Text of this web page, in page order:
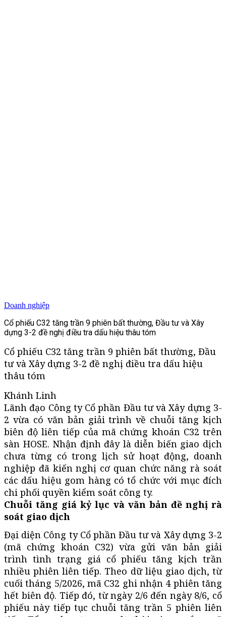
Doanh nghiệp
Cổ phiếu C32 tăng trần 9 phiên bất thường, Đầu tư và Xây
dựng 3-2 đề nghị điều tra dấu hiệu thâu tóm
Cổ phiếu C32 tăng trần 9 phiên bất thường, Đầu
tư và Xây dựng 3-2 đề nghị điều tra dấu hiệu
thâu tóm
Khánh Linh
Lãnh đạo Công ty Cổ phần Đầu tư và Xây dựng 3-
2 vừa có văn bản giải trình về chuỗi tăng kịch
biên độ liên tiếp của mã chứng khoán C32 trên
sàn HOSE. Nhận định đây là diễn biến giao dịch
chưa từng có trong lịch sử hoạt động, doanh
nghiệp đã kiến nghị cơ quan chức năng rà soát
các dấu hiệu gom hàng có tổ chức với mục đích
chi phối quyền kiểm soát công ty.
Chuỗi tăng giá kỷ lục và văn bản đề nghị rà
soát giao dịch
Đại diện Công ty Cổ phần Đầu tư và Xây dựng 3-2
(mã chứng khoán C32) vừa gửi văn bản giải
trình tình trạng giá cổ phiếu tăng kịch trần
nhiều phiên liên tiếp. Theo dữ liệu giao dịch, từ
cuối tháng 5/2026, mã C32 ghi nhận 4 phiên tăng
hết biên độ. Tiếp đó, từ ngày 2/6 đến ngày 8/6, cổ
phiếu này tiếp tục chuỗi tăng trần 5 phiên liên